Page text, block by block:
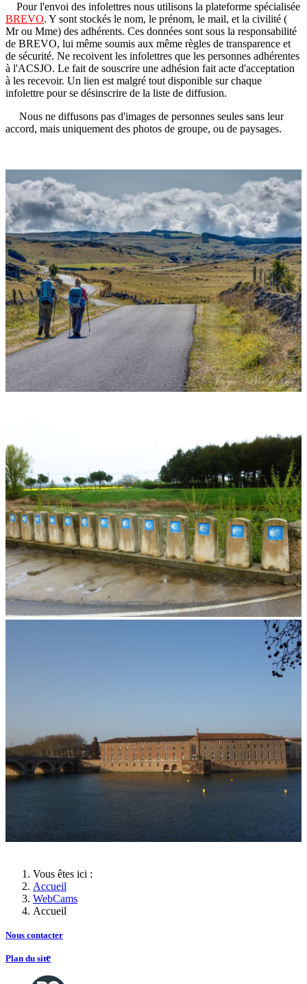
Pour l'envoi des infolettres nous utilisons la plateforme spécialisée
BREVO. Y sont stockés le nom, le prénom, le mail, et la civilité (
Mr ou Mme) des adhérents. Ces données sont sous la responsabilité
de BREVO, lui même soumis aux même règles de transparence et
de sécurité. Ne recoivent les infolettres que les personnes adhérentes
à l'ACSJO. Le fait de souscrire une adhésion fait acte d'acceptation
à les recevoir. Un lien est malgré tout disponible sur chaque
infolettre pour se désinscrire de la liste de diffusion.
Nous ne diffusons pas d'images de personnes seules sans leur
accord, mais uniquement des photos de groupe, ou de paysages.
Vous êtes ici :
Accueil
WebCams
Accueil
Nous contacter
Plan du site